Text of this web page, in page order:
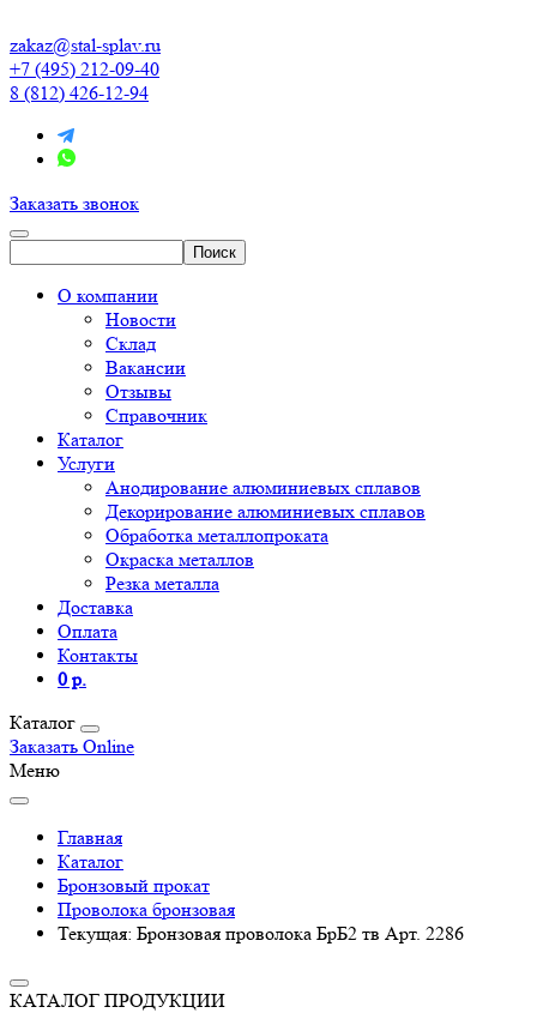
zakaz@stal-splav.ru
+7 (495) 212-09-40
8 (812) 426-12-94
Заказать звонок
О компании
Новости
Склад
Вакансии
Отзывы
Справочник
Каталог
Услуги
Анодирование алюминиевых сплавов
Декорирование алюминиевых сплавов
Обработка металлопроката
Окраска металлов
Резка металла
Доставка
Оплата
Контакты
0 р.
Каталог
Заказать Online
Меню
Главная
Каталог
Бронзовый прокат
Проволока бронзовая
Текущая: Бронзовая проволока БрБ2 тв Арт. 2286
КАТАЛОГ ПРОДУКЦИИ